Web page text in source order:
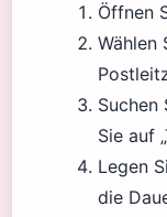
Öffnen
Wählen
Suchen
Sie auf
Legen
die